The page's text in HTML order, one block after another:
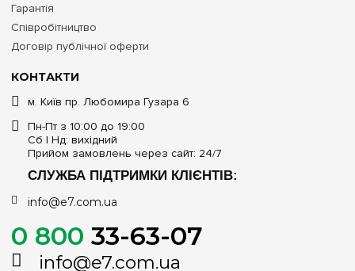
КОНТАКТИ
м. Київ пр. Любомира Гузара 6
Пн-Пт з 10:00 до 19:00
Сб | Нд: вихідний
Прийом замовлень через сайт: 24/7
СЛУЖБА ПІДТРИМКИ КЛІЄНТІВ:
info@e7.com.ua
0 800 33-63-07
info@e7.com.ua
Гарантія
Співробітництво
Договір публічної оферти